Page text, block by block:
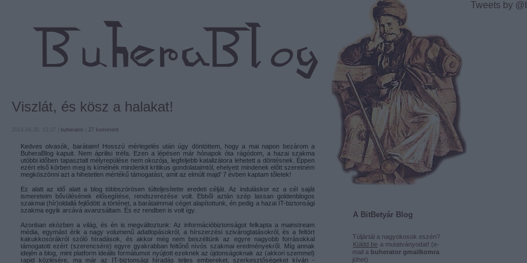
Tweets by
A BitBetyár Blog
Túljártál a nagyokosok eszén?
Küldd be a mutatványodat! (e-
mail a buherator gmailkomra
jöhet)
Viszlát, és kösz a halakat!
buherator 27 komment
Kedves olvasók, barátaim! Hosszú mérlegelés után úgy döntöttem, hogy a mai napon bezárom a
BuheraBlog kapuit. Nem áprilisi tréfa. Ezen a lépésen már hónapok óta rágódom, a hazai szakma
utóbbi időben tapasztalt mélyrepülése nem okozója, legfeljebb katalizátora lehetett a döntésnek. Éppen
ezért első körben meg is kímélnék mindenkit kritikus gondolataimtól, ehelyett mindenek előtt szeretném
megköszönni azt a hihetetlen mértékű támogatást, amit az elmúlt majd' 7 évben kaptam tőletek!
Ez alatt az idő alatt a blog többszörösen túlteljesítette eredeti célját. Az induláskor ez a cél saját
ismereteim bővülésének elősegítése, rendszerezése volt. Ebből aztán szép lassan goldenblogos
szakmai (hír)oldallá fejlődött a történet, a barátaimmal céget alapítottunk, én pedig a hazai IT-biztonsági
szakma egyik arcává avanzsáltam. És ez rendben is volt így.
Azonban eközben a világ, és én is megváltoztunk: Az információbiztonságot felkapta a mainstream
média, egymást érik a nagy volumenű adatlopásokról, a hírszerzési szivárogtatásokról, és a feltört
kakukkosórákról szóló híradások, és akkor még nem beszéltünk az egyre nagyobb forrásokkal
támogatott ezért (szerencsére) egyre gyakrabban feltűnő nívós szakmai eredményekről. Míg annak
idején a blog, mint platform ideális formátumot nyújtott ezeknek az újdonságoknak az (akkori szemmel)
rapid közlésére, ma már az IT-biztonsági híradás teljes embereket, szerkesztőségeket kíván -